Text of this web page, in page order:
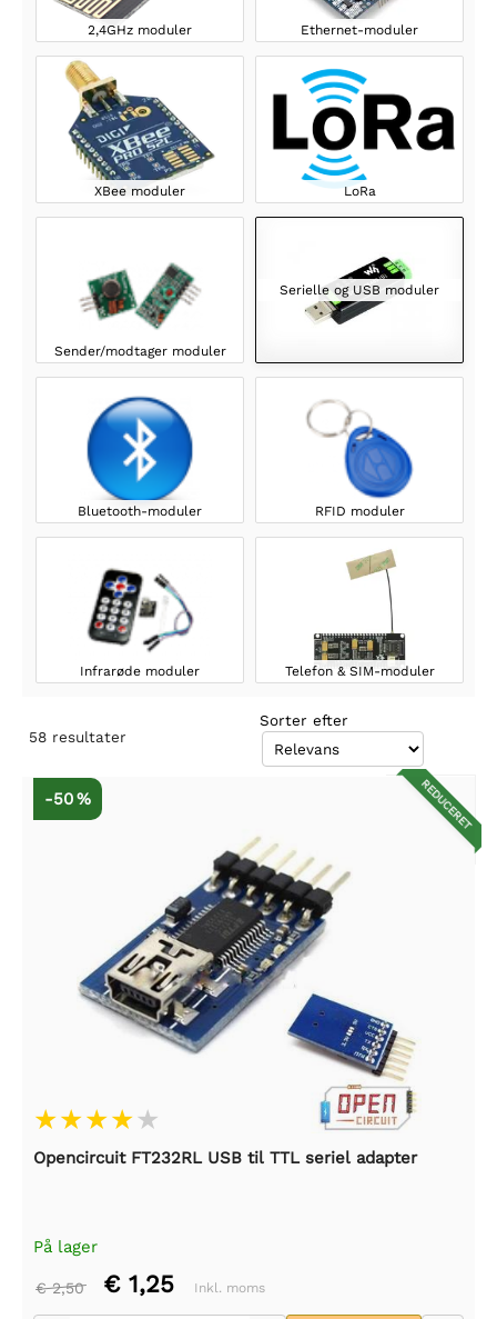
2,4GHz moduler Ethernet-moduler
XBee moduler LoRa
Sender/modtager moduler
Serielle og USB moduler
Bluetooth-moduler RFID moduler
Infrarøde moduler Telefon & SIM-moduler
58 resultater
Sorter efter
REDUCERET
-50 %
Opencircuit FT232RL USB til TTL seriel adapter
På lager
€ 2,50 € 1,25 Inkl. moms